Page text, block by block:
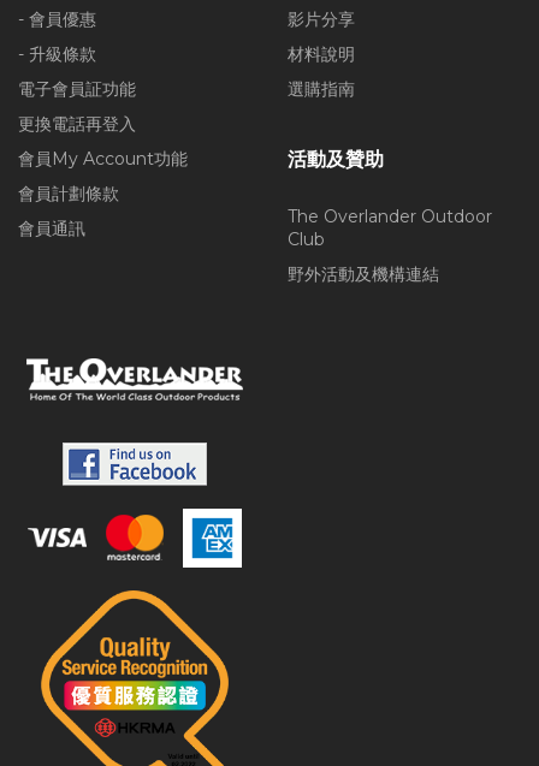
- 會員優惠
- 升級條款
電子會員証功能
更換電話再登入
會員My Account功能
會員計劃條款
會員通訊
影片分享
材料說明
選購指南
活動及贊助
The Overlander Outdoor
Club
野外活動及機構連結